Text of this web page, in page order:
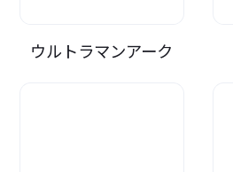
ウルトラマンアーク